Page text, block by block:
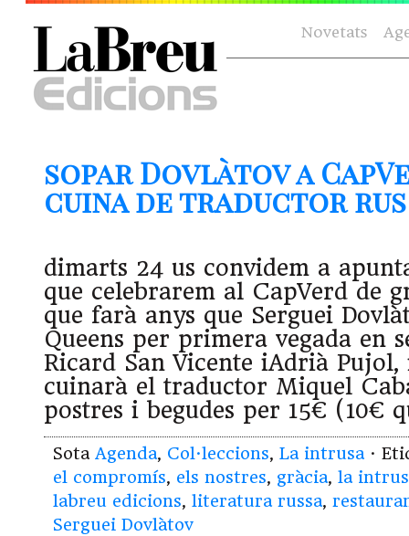
Novetats
sopar Dovlàtov a
cuina de traductor rus
dimarts 24 us convidem a
que celebrarem al CapVerd de
que farà anys que Serguei
Queens per primera vegada en
Ricard San Vicente iAdrià
cuinarà el traductor Miquel
postres i begudes per 15€ (10€
Sota Agenda, Col·leccions, La intrusa ·
el compromís, els nostres, gràcia, la
labreu edicions, literatura russa,
Serguei Dovlàtov